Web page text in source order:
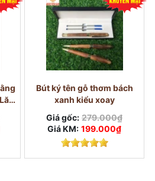
Bút ký tên gỗ thơm bách
xanh kiểu xoay
Giá gốc: 279.000₫
Giá KM: 199.000₫